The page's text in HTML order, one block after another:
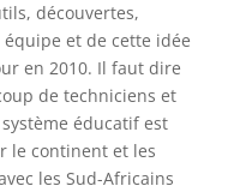
découvertes,
équipe et de cette idée
en 2010. Il faut dire
de techniciens et
éducatif est
le continent et les
les Sud-Africains